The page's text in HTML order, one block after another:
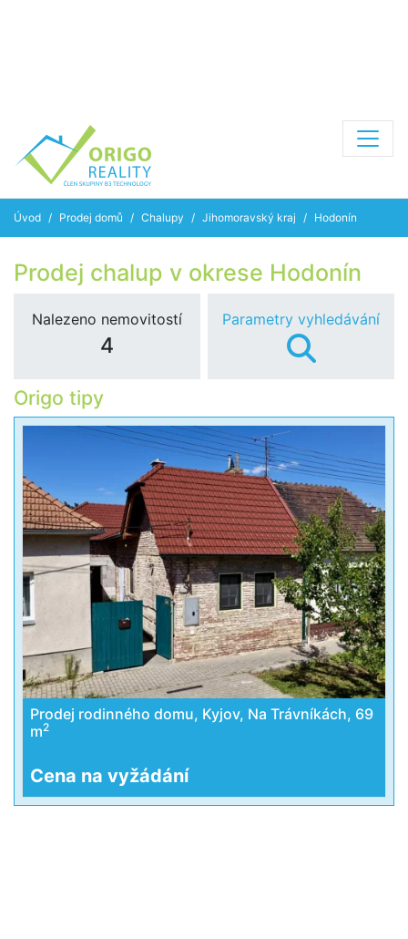
Úvod Prodej domů Chalupy Jihomoravský kraj Hodonín
Prodej chalup v okrese Hodonín
Nalezeno nemovitostí
4
Parametry vyhledávání
Origo tipy
Prodej rodinného domu, Kyjov, Na Trávníkách, 69
m2
Cena na vyžádání